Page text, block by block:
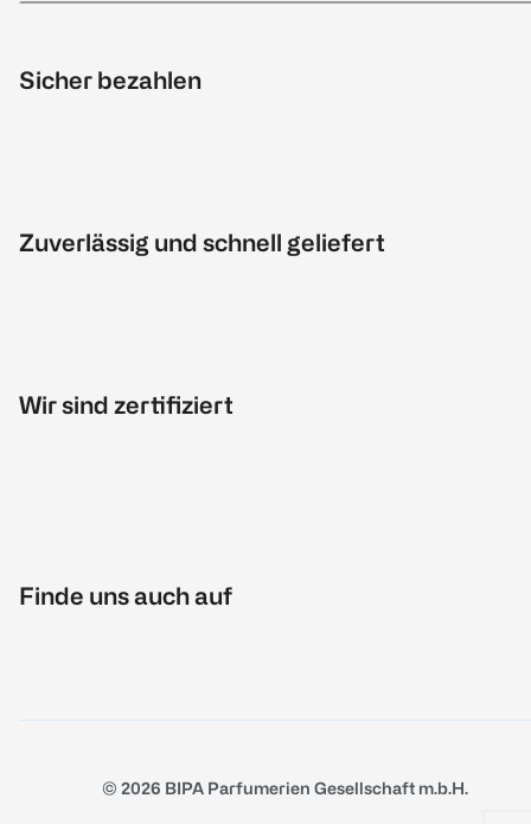
Sicher bezahlen
Zuverlässig und schnell geliefert
Wir sind zertifiziert
Finde uns auch auf
© 2026 BIPA Parfumerien Gesellschaft m.b.H.